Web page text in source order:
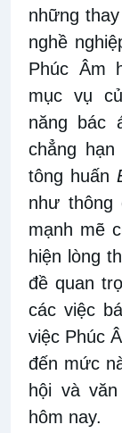
những
nghề
Phúc Âm
mục vụ
năng bác
chẳng hạn
tông huấn
như thông
mạnh mẽ
hiện lòng
đề quan
các việc
việc Phúc
đến mức
hội và
hôm nay.